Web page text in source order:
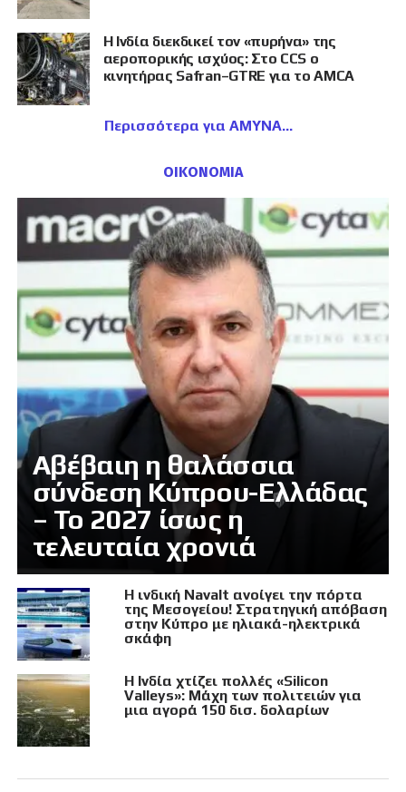
Η Ινδία διεκδικεί τον «πυρήνα» της
αεροπορικής ισχύος: Στο CCS ο
κινητήρας Safran–GTRE για το AMCA
Περισσότερα για ΑΜΥΝΑ
ΟΙΚΟΝΟΜΙΑ
Αβέβαιη η θαλάσσια
σύνδεση Κύπρου-Ελλάδας
– Το 2027 ίσως η
τελευταία χρονιά
Η ινδική Navalt ανοίγει την πόρτα
της Μεσογείου! Στρατηγική απόβαση
στην Κύπρο με ηλιακά-ηλεκτρικά
σκάφη
Η Ινδία χτίζει πολλές «Silicon
Valleys»: Μάχη των πολιτειών για
μια αγορά 150 δισ. δολαρίων